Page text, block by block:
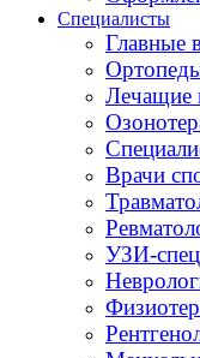
Специалисты
Главные
Лечащие
Врачи
УЗИ-